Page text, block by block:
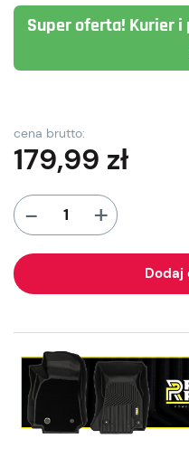
Super oferta! Kurier i
cena brutto:
179,99 zł
- +
Dodaj